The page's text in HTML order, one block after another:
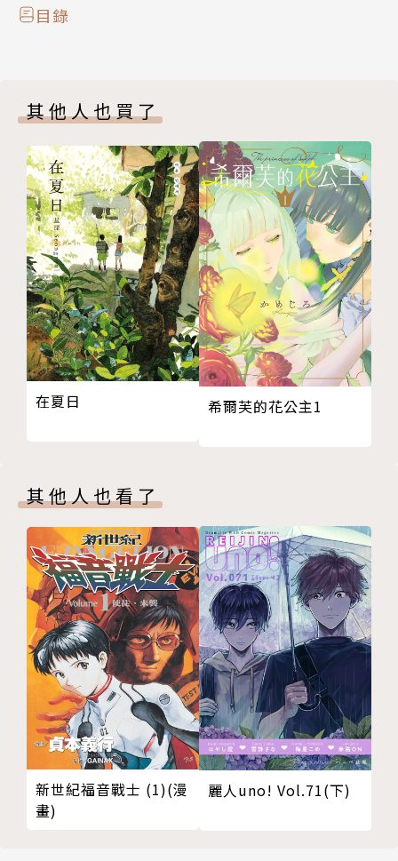
目錄
其他人也買了
在夏日 希爾芙的花公主1
其他人也看了
新世紀福音戰士 (1)(漫
畫)
麗人uno! Vol.71(下)